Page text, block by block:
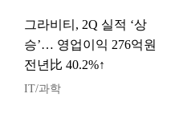
그라비티, 2Q 실적 ‘상
승’… 영업이익 276억원
전년比 40.2%↑
IT/과학